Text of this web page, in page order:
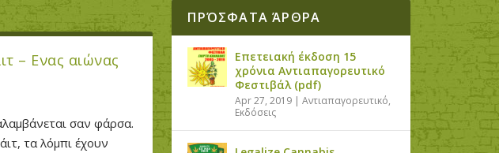
– Ενας αιώνας
σαν φάρσα.
τα λόμπι έχουν
ΠΡΌΣΦΑΤΑ ΆΡΘΡΑ
Επετειακή έκδοση 15
χρόνια Αντιαπαγορευτικό
Φεστιβάλ (pdf)
Apr 27, 2019 |Αντιαπαγορευτικό,
Εκδόσεις